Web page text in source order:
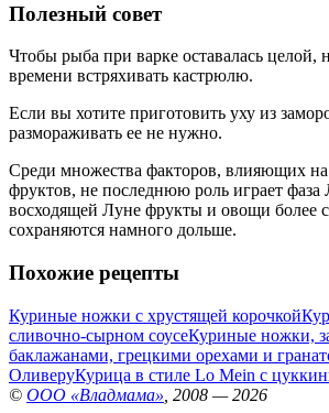
Полезный совет
Чтобы рыба при варке оставалась целой,
времени встряхивать кастрюлю.
Если вы хотите приготовить уху из
размораживать ее не нужно.
Среди множества факторов, влияющих на
фруктов, не последнюю роль играет
восходящей Луне фрукты и овощи более
сохраняются намного дольше.
Похожие рецепты
Куриные ножки с хрустящей корочкой
сливочно-сырном соусеКуриные ножки,
баклажанами, грецкими орехами и
ОливеруКурица в стиле Lo Mein с
© ООО «Владмама» , 2008 — 2026